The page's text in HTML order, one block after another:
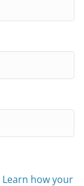
Learn how your